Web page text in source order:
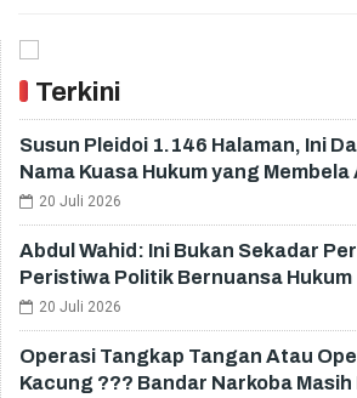
Terkini
Susun Pleidoi 1.146 Halaman, Ini
Nama Kuasa Hukum yang Membela
20 Juli 2026
Abdul Wahid: Ini Bukan Sekadar
Peristiwa Politik Bernuansa Hukum
20 Juli 2026
Operasi Tangkap Tangan Atau
Kacung ??? Bandar Narkoba